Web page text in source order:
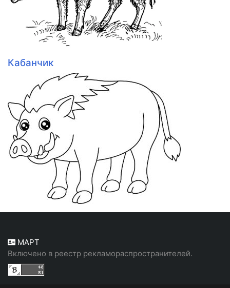
Кабанчик
МАРТ
Включено в реестр рекламораспространителей.